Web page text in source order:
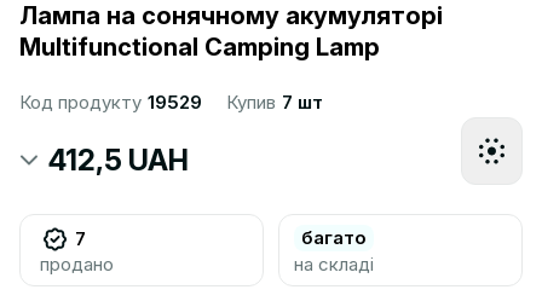
Лампа на сонячному акумуляторі
Multifunctional Camping Lamp
Код продукту 19529 Купив 7 шт
412,5 UAH
7
продано
багато
на складі